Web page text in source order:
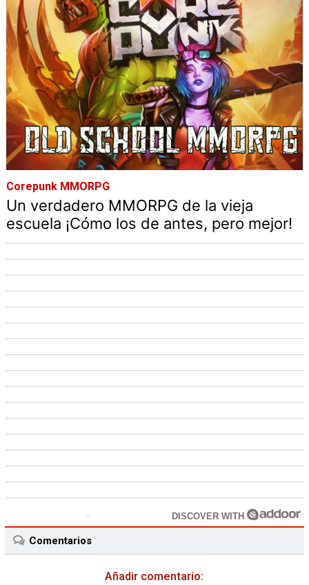
Corepunk MMORPG
Un verdadero MMORPG de la vieja
escuela ¡Cómo los de antes, pero mejor!
DISCOVER WITH
Comentarios
Añadir comentario: